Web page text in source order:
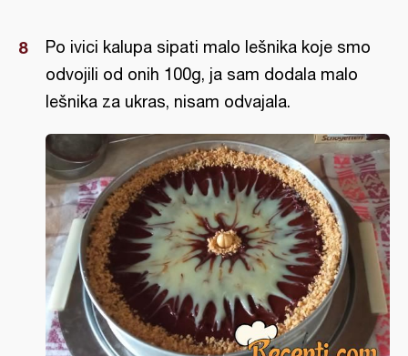
Po ivici kalupa sipati malo lešnika koje smo
odvojili od onih 100g, ja sam dodala malo
lešnika za ukras, nisam odvajala.